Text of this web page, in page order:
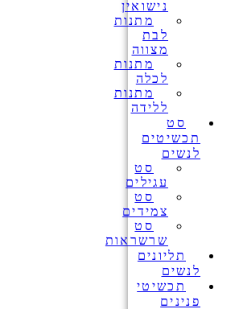
נישואין
מתנות
לבת
מצווה
מתנות
לכלה
מתנות
ללידה
סט
תכשיטים
לנשים
סט
עגילים
סט
צמידים
סט
שרשראות
תליונים
לנשים
תכשיטי
פנינים